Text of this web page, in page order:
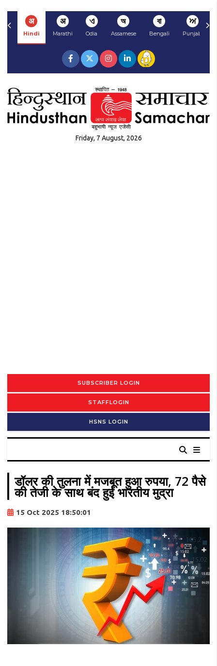
अ
Hindi
अ
Marathi
ଏ
Odia
অ
Assamese
বা
Bengali
ਅ
Punjabi
Friday, 7 August, 2026
SUBSCRIBER LOGIN
STAFFLOGIN
HSNS LOGIN
डॉलर की तुलना में मजबूत हुआ रुपया, 72 पैसे
की तेजी के साथ बंद हुई भारतीय मुद्रा
15 Oct 2025 18:50:01